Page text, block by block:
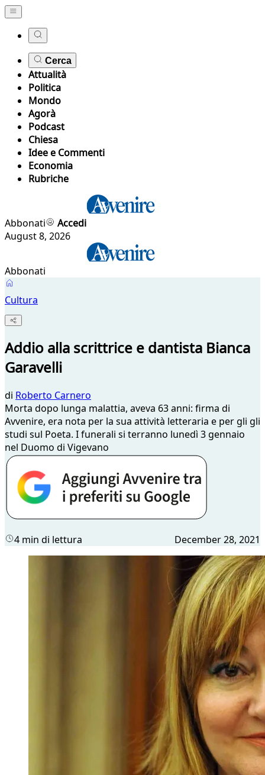
Cerca
Attualità
Politica
Mondo
Agorà
Podcast
Chiesa
Idee e Commenti
Economia
Rubriche
Abbonati
Accedi
August 8, 2026
Abbonati
Cultura
Addio alla scrittrice e dantista Bianca
Garavelli
di Roberto Carnero
Morta dopo lunga malattia, aveva 63 anni: firma di
Avvenire, era nota per la sua attività letteraria e per gli gli
studi sul Poeta. I funerali si terranno lunedì 3 gennaio
nel Duomo di Vigevano
4 min di lettura December 28, 2021